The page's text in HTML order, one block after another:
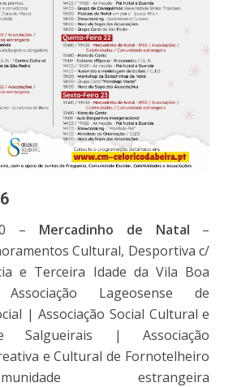
– Mercadinho de Natal –
Cultural, Desportiva c/
e Terceira Idade da Vila Boa
Lageosense de
| Associação Social Cultural e
Salgueirais | Associação
e Cultural de Fornotelheiro
estrangeira